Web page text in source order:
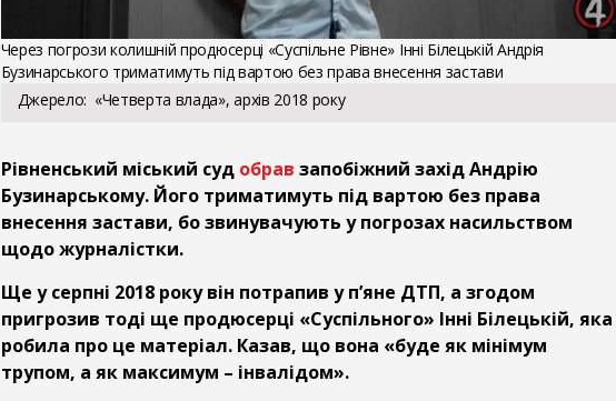
Через погрози колишній продюсерці «Суспільне Рівне» Інні Білецькій Андрія
Бузинарського триматимуть під вартою без права внесення застави
Джерело «Четверта влада», архів 2018 року
Рівненський міський суд обрав запобіжний захід Андрію
Бузинарському. Його триматимуть під вартою без права
внесення застави, бо звинувачують у погрозах насильством
щодо журналістки.
Ще у серпні 2018 року він потрапив у п’яне ДТП, а згодом
пригрозив тоді ще продюсерці «Суспільного» Інні Білецькій, яка
робила про це матеріал. Казав, що вона «буде як мінімум
трупом, а як максимум – інвалідом».